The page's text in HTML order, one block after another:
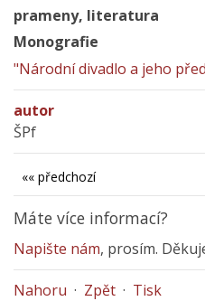
prameny, literatura
Monografie
"Národní divadlo a jeho
autor
ŠPf
«« předchozí
Máte více informací?
Napište nám, prosím.
Nahoru · Zpět · Tisk